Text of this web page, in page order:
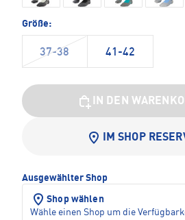
Größe:
37-38 41-42
IN DEN
IM SHOP
Ausgewählter Shop
Shop wählen
Wähle einen Shop um die